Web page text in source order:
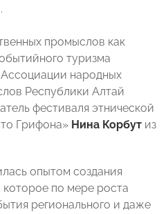
промыслов как
туризма
народных
Республики Алтай
фестиваля этнической
Грифона» Нина Корбут из
опытом создания
по мере роста
регионального и даже